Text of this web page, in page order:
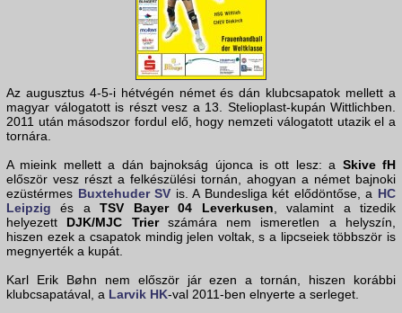
Az augusztus 4-5-i hétvégén német és dán klubcsapatok mellett a
magyar válogatott is részt vesz a 13. Stelioplast-kupán Wittlichben.
2011 után másodszor fordul elő, hogy nemzeti válogatott utazik el a
tornára.
A mieink mellett a dán bajnokság újonca is ott lesz: a Skive fH
először vesz részt a felkészülési tornán, ahogyan a német bajnoki
ezüstérmes Buxtehuder SV is. A Bundesliga két elődöntőse, a HC
Leipzig és aTSV Bayer 04 Leverkusen, valamint a tizedik
helyezett DJK/MJC Trierszámára nem ismeretlen a helyszín,
hiszen ezek a csapatok mindig jelen voltak, s a lipcseiek többször is
megnyerték a kupát.
Karl Erik Bøhn nem először jár ezen a tornán, hiszen korábbi
klubcsapatával, a Larvik HK-val 2011-ben elnyerte a serleget.